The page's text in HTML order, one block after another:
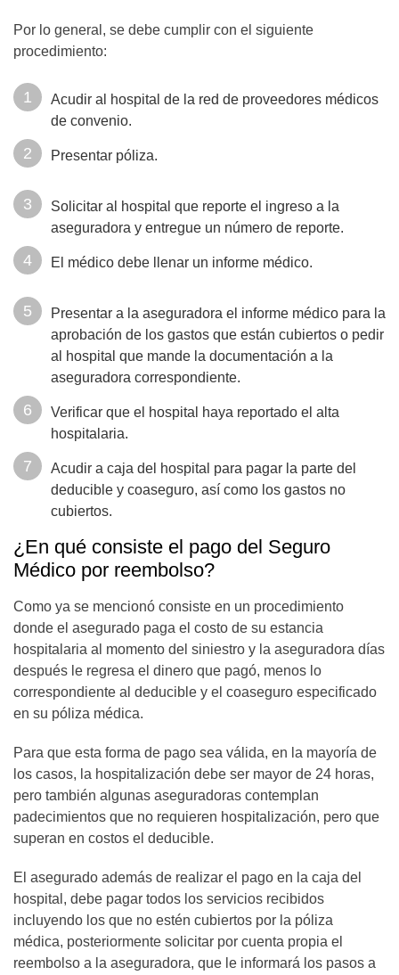
Por lo general, se debe cumplir con el siguiente
procedimiento:
Acudir al hospital de la red de proveedores médicos
de convenio.
Presentar póliza.
Solicitar al hospital que reporte el ingreso a la
aseguradora y entregue un número de reporte.
El médico debe llenar un informe médico.
Presentar a la aseguradora el informe médico para la
aprobación de los gastos que están cubiertos o pedir
al hospital que mande la documentación a la
aseguradora correspondiente.
Verificar que el hospital haya reportado el alta
hospitalaria.
Acudir a caja del hospital para pagar la parte del
deducible y coaseguro, así como los gastos no
cubiertos.
¿En qué consiste el pago del Seguro
Médico por reembolso?
Como ya se mencionó consiste en un procedimiento
donde el asegurado paga el costo de su estancia
hospitalaria al momento del siniestro y la aseguradora días
después le regresa el dinero que pagó, menos lo
correspondiente al deducible y el coaseguro especificado
en su póliza médica.
Para que esta forma de pago sea válida, en la mayoría de
los casos, la hospitalización debe ser mayor de 24 horas,
pero también algunas aseguradoras contemplan
padecimientos que no requieren hospitalización, pero que
superan en costos el deducible.
El asegurado además de realizar el pago en la caja del
hospital, debe pagar todos los servicios recibidos
incluyendo los que no estén cubiertos por la póliza
médica, posteriormente solicitar por cuenta propia el
reembolso a la aseguradora, que le informará los pasos a